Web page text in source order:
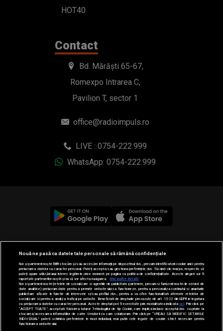
HOT40
Contact
Bd. Mărăști 65-67,
Romexpo Intrarea C,
Pavilion T, sector 1
office@radioimpuls.ro
LIVE : 0754-222.999
WhatsApp: 0754-222.999
© 2019-2026 DOGAN MEDIA INTERNATIONAL SA, Toate
drepturile rezervate.
Nouă ne pasă ca datele tale personale să rămână confidențiale
Noi și partenerii noștri589stocăm și/sau accesăm informații pe dispozitivul dvs., precum identificatorii cookie unici pentru
prelucrarea datelor cu caracter personal. Puteți accepta sau gestiona preferințele dvs. făcând clic mai jos, respectiv vă
puteți opune utilizării unui interes legitim în orice moment pe pagina cu politica de confidențialitate. Aceste alegeri vor fi
raportate partenerilor noștri și nu vă vor afecta navigarea.
Mai multe detalii
Noi si partenerii nostri (retelele de socializare si agentiile de publicitate partenere, precum si furnizorii nostri de servicii de
date analitice) prelucram date pentru a permite website-ului sa functioneze, pentru a personaliza continutul si anunturile
publicitare afisate in functie de interesele si/sau profilul dvs., pentru a va oferi functionalitati aferente retelelor de
socializare si pentru a analiza traficul pe website. Beneficiati de drepturile prevazute de art. 15-22 din GDPR in legatura
cu prelucrarea datelor cu caracter personal. Aceste drepturi pot fi exercitate prin modalitatea indicataaici . Prin click pe
“ACCEPT TOATE”, acceptati folosirea tuturor Tehnologiilor de tip Cookie, care implica inclusiv acceptul dvs. cu privire la
stocarea/accesarea informatiilor de catre Vendor-ii cu care colaboram. Prin click pe “VREAU SA MODIFIC SETARILE
INDIVIDUAL” puteti schimba preferintele in mod individual, mai putin cele legate de cookie strict necesare pentru
functionarea website-ului.